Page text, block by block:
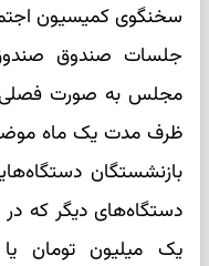
سخنگوی کمیسیون
جلسات صندوق
مجلس به صورت فصلی
بازنشستگان
دستگاه‌های دیگر که
یک میلیون تومان